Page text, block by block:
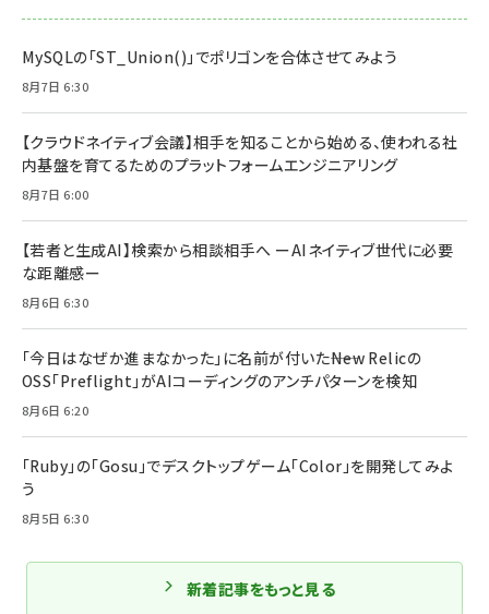
MySQLの「ST_Union()」でポリゴンを合体させてみよう
8月7日 6:30
【クラウドネイティブ会議】相手を知ることから始める、使われる社
内基盤を育てるためのプラットフォームエンジニアリング
8月7日 6:00
【若者と生成AI】検索から相談相手へ ーAIネイティブ世代に必要
な距離感ー
8月6日 6:30
「今日はなぜか進まなかった」に名前が付いた――New Relicの
OSS「Preflight」がAIコーディングのアンチパターンを検知
8月6日 6:20
「Ruby」の「Gosu」でデスクトップゲーム「Color」を開発してみよ
う
8月5日 6:30
新着記事をもっと見る